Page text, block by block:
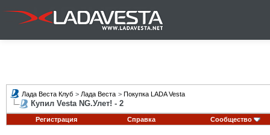
Лада Веста Клуб > Лада Веста > Покупка LADA Vesta
Купил Vesta NG.Улет! - 2
Регистрация Справка Сообщество